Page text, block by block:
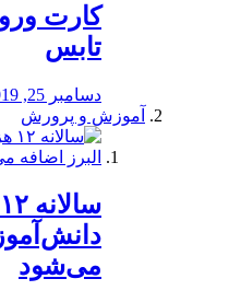
کارت
تابس
دسامبر 25, 2019
آموزش و پرورش
می‌شود